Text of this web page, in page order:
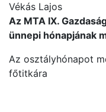
Vékás Lajos
Az MTA IX.
ünnepi hónapjának
Az osztályhónapot
főtitkára